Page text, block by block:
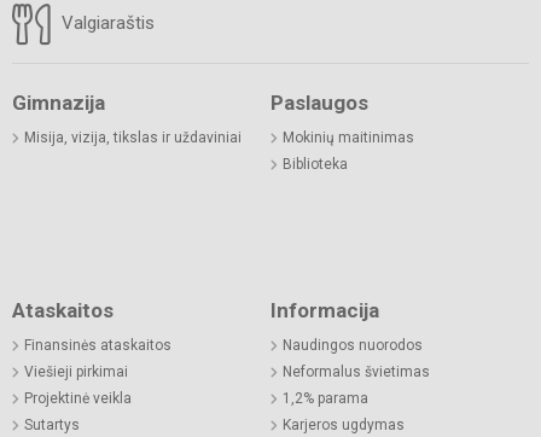
Valgiaraštis
Gimnazija
Misija, vizija, tikslas ir uždaviniai
Paslaugos
Mokinių maitinimas
Biblioteka
Ataskaitos
Finansinės ataskaitos
Viešieji pirkimai
Projektinė veikla
Sutartys
Informacija
Naudingos nuorodos
Neformalus švietimas
1,2% parama
Karjeros ugdymas